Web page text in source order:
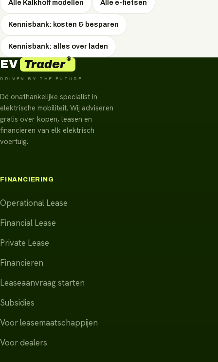
Alle Kalkhoff modellen Alle e-fietsen
Kennisbank: kosten & besparen
Kennisbank: alles over laden
EV Trader®
DRIVEN BY THE FUTURE
Dé onafhankelijke specialist in
elektrische mobiliteit. Wij adviseren
gratis over kopen, leasen en
financieren van elk elektrisch
voertuig.
FINANCIERING
Operational Lease
Financial Lease
Private Lease
Financieren
Leaseaanvraag starten
Subsidies
Voor leasemaatschappijen
Voor dealers